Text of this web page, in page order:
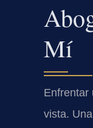
Mí
Enfrentar
vista.